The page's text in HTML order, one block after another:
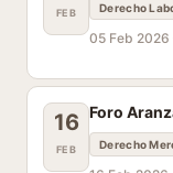
FEB Derecho
05 Feb 2026
16
FEB
Foro
Derecho